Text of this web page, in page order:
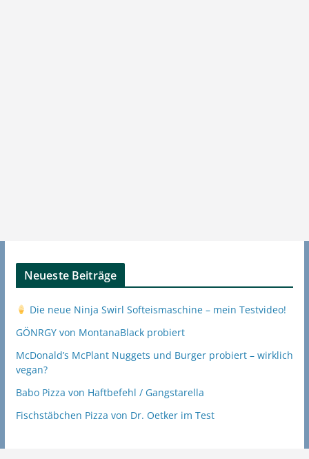
Neueste Beiträge
Die neue Ninja Swirl Softeismaschine – mein Testvideo!
GÖNRGY von MontanaBlack probiert
McDonald’s McPlant Nuggets und Burger probiert – wirklich
vegan?
Babo Pizza von Haftbefehl / Gangstarella
Fischstäbchen Pizza von Dr. Oetker im Test